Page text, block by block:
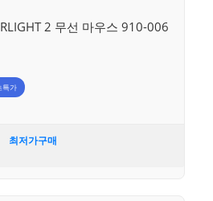
2 무선 마우스 910-006
특가
최저가구매